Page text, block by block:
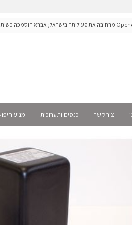
OpenAI מרחיבה את פעילותה בישראל; אברא הוסמכה כשותפת
צור קשר כנסים ותערוכות מנוע